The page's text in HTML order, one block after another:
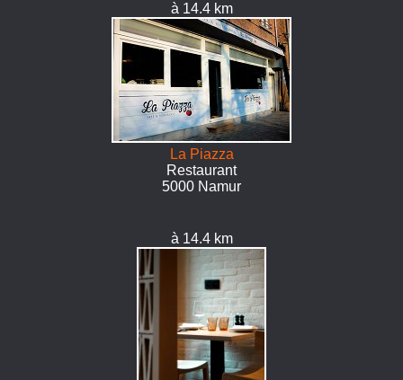
à 14.4 km
La Piazza
Restaurant
5000 Namur
à 14.4 km